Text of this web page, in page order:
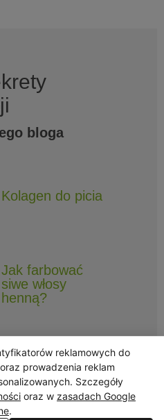
bloga
Kolagen do picia
Jak farbować
siwe włosy
henną?
najlepsze promocje i informacje
reklamowych do
prowadzenia reklam
Szczegóły
oraz w zasadach Google
.